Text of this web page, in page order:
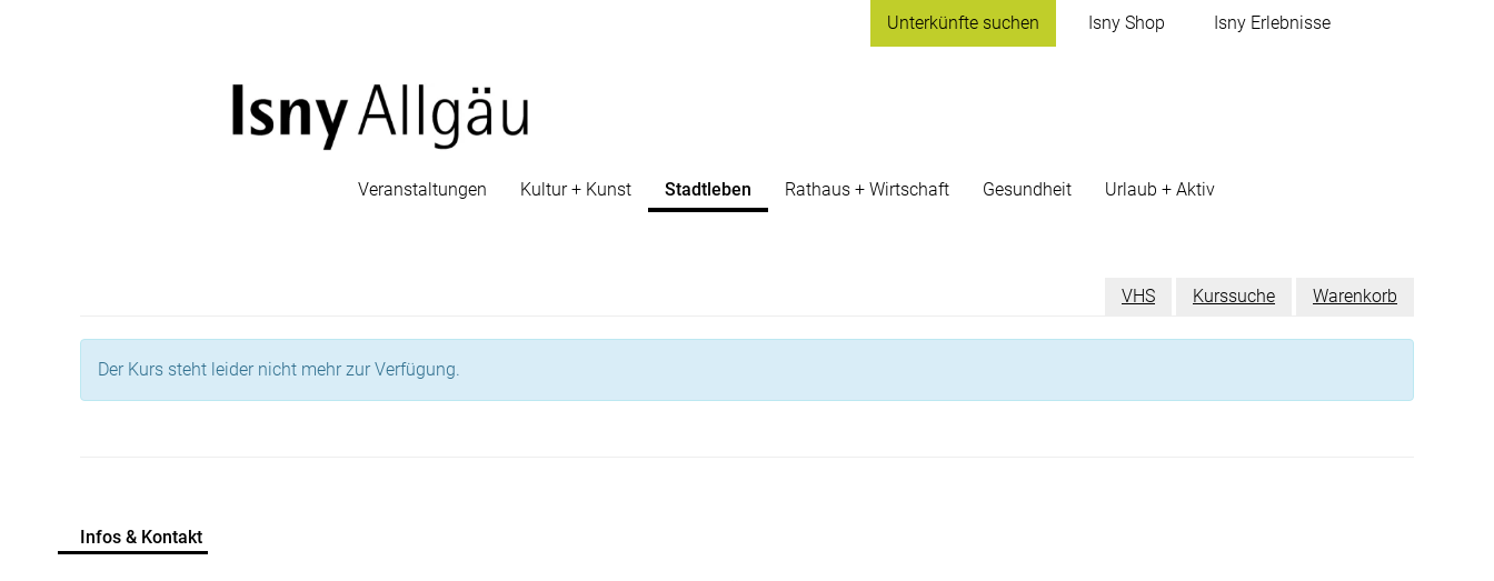
Unterkünfte suchen Isny Shop Isny Erlebnisse
Veranstaltungen Kultur + Kunst Stadtleben Rathaus + Wirtschaft Gesundheit Urlaub + Aktiv
VHS Kurssuche Warenkorb
Der Kurs steht leider nicht mehr zur Verfügung.
Infos & Kontakt